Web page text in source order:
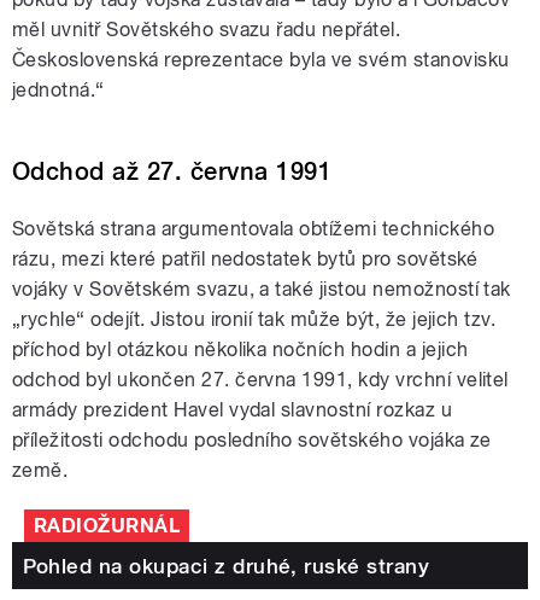
měl uvnitř Sovětského svazu řadu nepřátel.
Československá reprezentace byla ve svém stanovisku
jednotná.“
Odchod až 27. června 1991
Sovětská strana argumentovala obtížemi technického
rázu, mezi které patřil nedostatek bytů pro sovětské
vojáky v Sovětském svazu, a také jistou nemožností tak
„rychle“ odejít. Jistou ironií tak může být, že jejich tzv.
příchod byl otázkou několika nočních hodin a jejich
odchod byl ukončen 27. června 1991, kdy vrchní velitel
armády prezident Havel vydal slavnostní rozkaz u
příležitosti odchodu posledního sovětského vojáka ze
země.
RADIOŽURNÁL
Pohled na okupaci z druhé, ruské strany